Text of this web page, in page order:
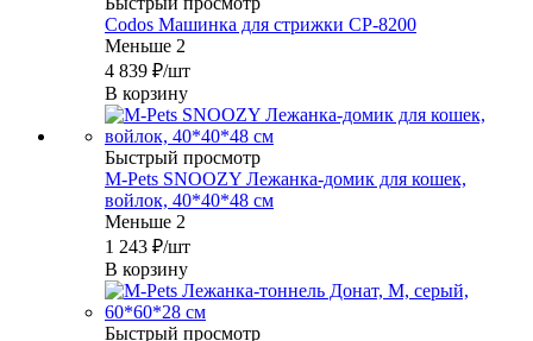
Codos Машинка для стрижки CP-8200
Меньше 2
4 839 ₽/шт
В корзину
Быстрый просмотр
M-Pets SNOOZY Лежанка-домик для кошек,
войлок, 40*40*48 см
Меньше 2
1 243 ₽/шт
В корзину
Быстрый просмотр